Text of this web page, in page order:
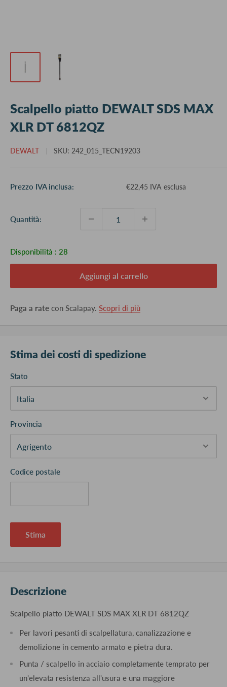
Scalpello piatto DEWALT SDS MAX
XLR DT 6812QZ
DEWALT SKU: 242_015_TECN19203
Prezzo IVA inclusa: €22,45 IVA esclusa
Quantità:
Disponibilità : 28
Aggiungi al carrello
Paga a rate con Scalapay. Scopri di più
Stima dei costi di spedizione
Stato
Provincia
Codice postale
Stima
Descrizione
Scalpello piatto DEWALT SDS MAX XLR DT 6812QZ
Per lavori pesanti di scalpellatura, canalizzazione e
demolizione in cemento armato e pietra dura.
Punta / scalpello in acciaio completamente temprato per
un'elevata resistenza all'usura e una maggiore